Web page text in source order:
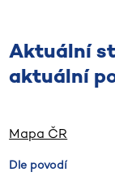
Aktuální
aktuální
Mapa ČR
Dle povodí